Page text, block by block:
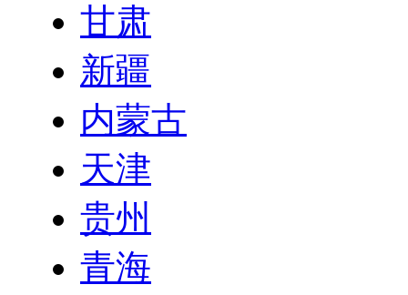
甘肃
新疆
内蒙古
天津
贵州
青海